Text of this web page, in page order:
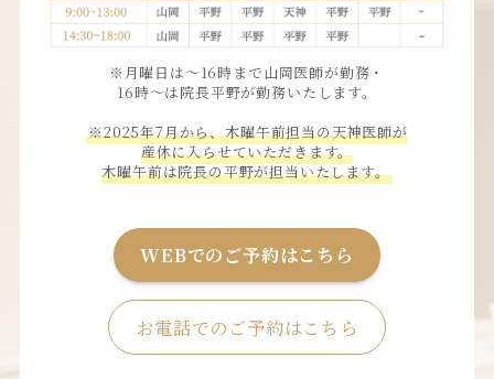
※月曜日は〜16時まで山岡医師が勤務・
16時〜は院長平野が勤務いたします。
※2025年7月から、木曜午前担当の天神医師が
産休に入らせていただきます。
木曜午前は院長の平野が担当いたします。
WEBでのご予約はこちら
お電話でのご予約はこちら